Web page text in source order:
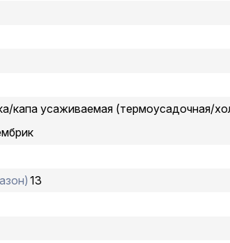
капа усаживаемая (термоусадочная/
13